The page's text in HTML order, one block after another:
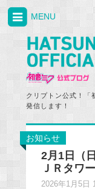
クリプトン公式！「
発信します！
MENU
お知らせ
2月1日（
ＪＲタワ
2026年1月5日